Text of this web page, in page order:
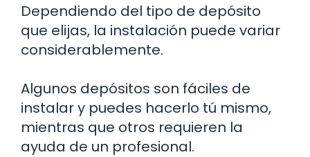
Dependiendo del tipo de depósito
que elijas, la instalación puede variar
considerablemente.
Algunos depósitos son fáciles de
instalar y puedes hacerlo tú mismo,
mientras que otros requieren la
ayuda de un profesional.